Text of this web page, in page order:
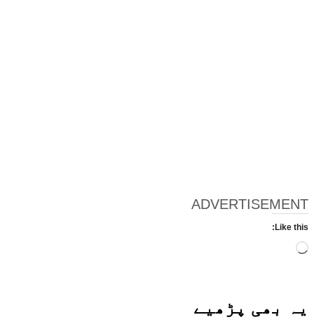
ADVERTISEMENT
Like this:
Loading…
یہ بھی پڑھیے